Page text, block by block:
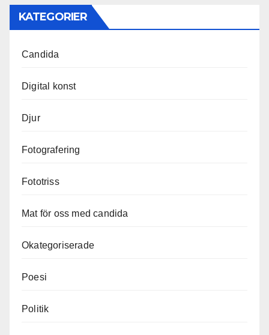
KATEGORIER
Candida
Digital konst
Djur
Fotografering
Fototriss
Mat för oss med candida
Okategoriserade
Poesi
Politik